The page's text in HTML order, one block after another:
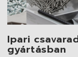
Ipari
gyártásban